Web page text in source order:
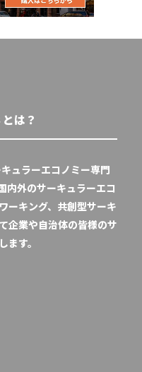
は？
ュラーエコノミー専門
内外のサーキュラーエコ
ーキング、共創型サーキ
企業や自治体の皆様のサ
ます。